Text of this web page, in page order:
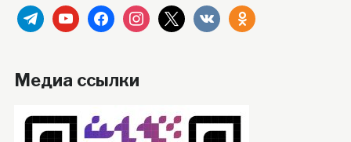
telegramyoutubefacebookinstagram
x vkontakteodnoklassniki
Медиа ссылки